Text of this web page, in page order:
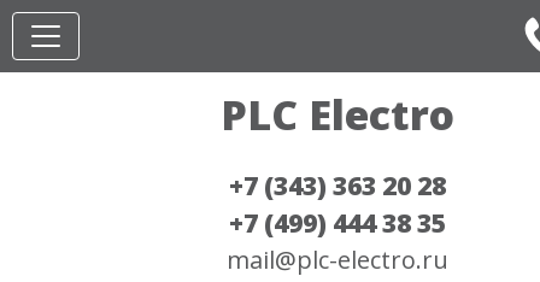
PLC Electro
+7 (343) 363 20 28
+7 (499) 444 38 35
mail@plc-electro.ru